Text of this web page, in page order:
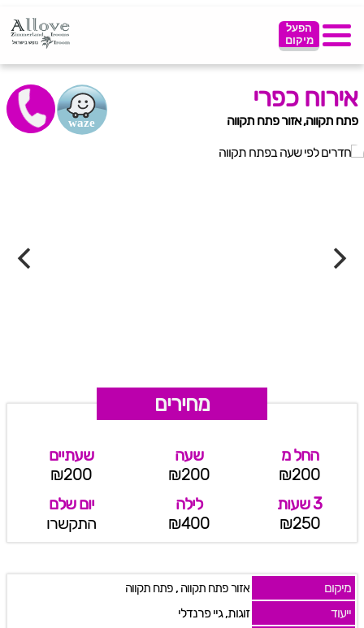
הפעל
מיקום
אירוח כפרי
פתח תקווה, אזור פתח תקווה
מחירים
החל מ
₪200
שעה
₪200
שעתיים
₪200
3 שעות
₪250
לילה
₪400
יום שלם
התקשרו
מיקום אזור פתח תקווה, פתח תקווה
ייעוד
זוגות, גיי פרנדלי